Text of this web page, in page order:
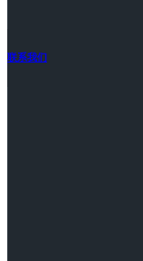
联系我们